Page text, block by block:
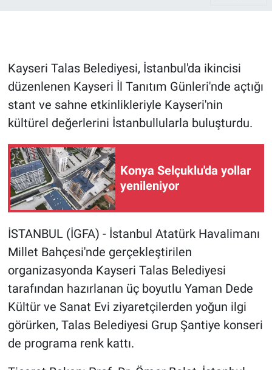
Kayseri Talas Belediyesi, İstanbul'da ikincisi
düzenlenen Kayseri İl Tanıtım Günleri'nde açtığı
stant ve sahne etkinlikleriyle Kayseri'nin
kültürel değerlerini İstanbullularla buluşturdu.
Konya Selçuklu'da yollar
yenileniyor
İSTANBUL (İGFA) - İstanbul Atatürk Havalimanı
Millet Bahçesi'nde gerçekleştirilen
organizasyonda Kayseri Talas Belediyesi
tarafından hazırlanan üç boyutlu Yaman Dede
Kültür ve Sanat Evi ziyaretçilerden yoğun ilgi
görürken, Talas Belediyesi Grup Şantiye konseri
de programa renk kattı.